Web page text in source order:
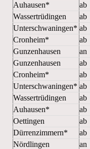
Auhausen*
ab
Wassertrüdingen
ab
Unterschwaningen* ab
Cronheim*
ab
Gunzenhausen
an
Gunzenhausen
ab
Cronheim*
ab
Unterschwaningen* ab
Wassertrüdingen
ab
Auhausen*
ab
Oettingen
ab
Dürrenzimmern*
ab
Nördlingen
an